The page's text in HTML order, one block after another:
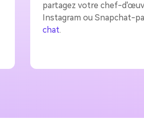
partagez votre chef-
Instagram ou Snapchat-
chat.